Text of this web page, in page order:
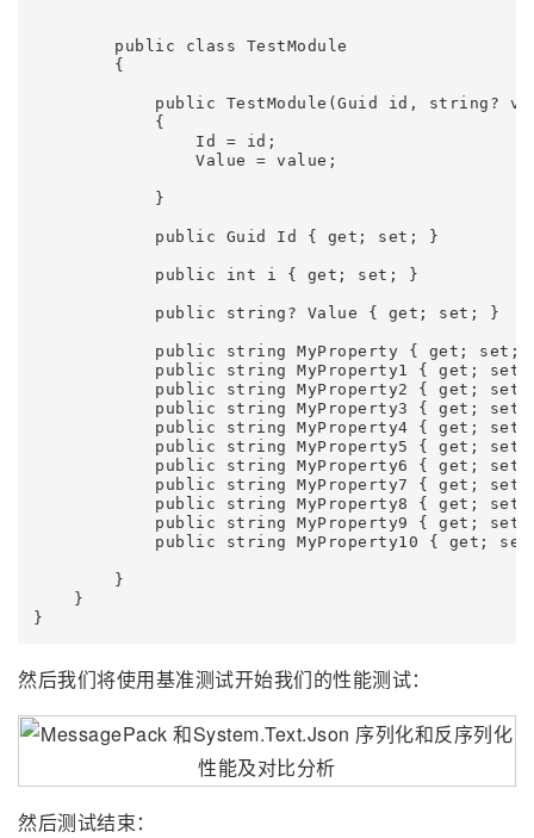
        public class TestModule
        {
public TestModule(Guid id, string?
            {
                Id = id;
                Value = value;
            }
            public Guid Id { get; set; }
            public int i { get; set; }
            public string? Value { get; set; }
public string MyProperty { get; set;
public string MyProperty1 { get;
public string MyProperty2 { get;
public string MyProperty3 { get;
public string MyProperty4 { get;
public string MyProperty5 { get;
public string MyProperty6 { get;
public string MyProperty7 { get;
public string MyProperty8 { get;
public string MyProperty9 { get;
public string MyProperty10 { get;
        }
    }
}
然后我们将使用基准测试开始我们的性能测试：
然后测试结束：